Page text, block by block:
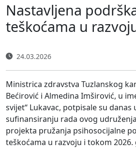
Nastavljena
teškoćama u
24.03.2026
Ministrica zdravstva Tuzlanskog
Bećirović i Almedina Imširović, u
svijet“ Lukavac, potpisale su danas
sufinansiranju rada ovog
projekta pružanja psihosocijalne
teškoćama u razvoju i tokom